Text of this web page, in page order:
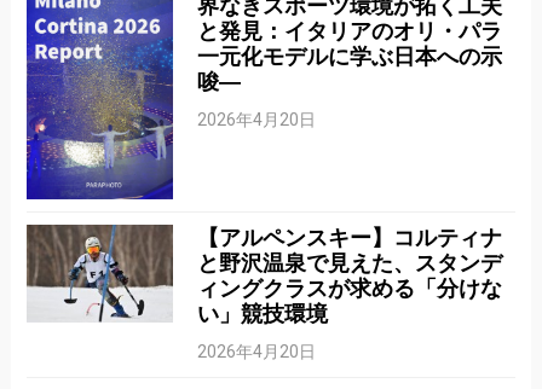
界なきスポーツ環境が拓く工夫
と発見：イタリアのオリ・パラ
一元化モデルに学ぶ日本への示
唆―
2026年4月20日
【アルペンスキー】コルティナ
と野沢温泉で見えた、スタンデ
ィングクラスが求める「分けな
い」競技環境
2026年4月20日